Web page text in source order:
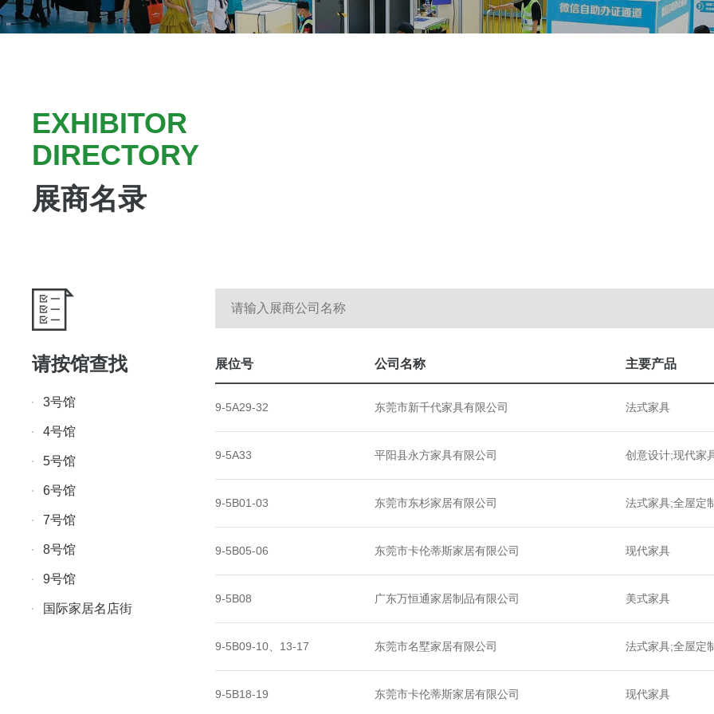
EXHIBITOR
DIRECTORY
展商名录
请按馆查找
3号馆
4号馆
5号馆
6号馆
7号馆
8号馆
9号馆
国际家居名店街
展位号 公司名称 主要产品
9-5A29-32 东莞市新千代家具有限公司 法式家具
9-5A33 平阳县永方家具有限公司 创意设计;现代家
9-5B01-03 东莞市东杉家居有限公司 法式家具;全屋定
9-5B05-06 东莞市卡伦蒂斯家居有限公司 现代家具
9-5B08 广东万恒通家居制品有限公司 美式家具
9-5B09-10、13-17 东莞市名墅家居有限公司 法式家具;全屋定
9-5B18-19 东莞市卡伦蒂斯家居有限公司 现代家具